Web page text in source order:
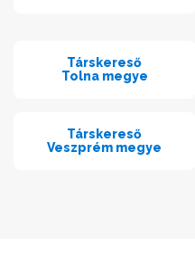
Társkereső
Tolna megye
Társkereső
Veszprém megye